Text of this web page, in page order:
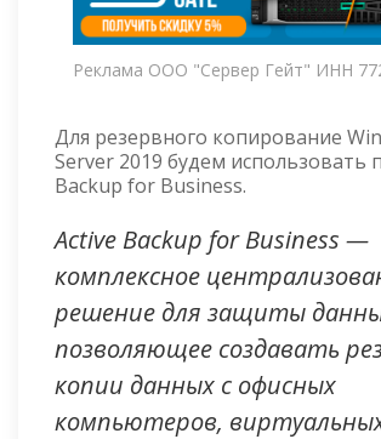
Реклама ООО "Сервер Гейт" ИНН
Для резервного копирование
Server 2019 будем использовать
Backup for Business.
Active Backup for Business —
комплексное
решение для защиты
позволяющее создавать
копии данных с офисных
компьютеров,